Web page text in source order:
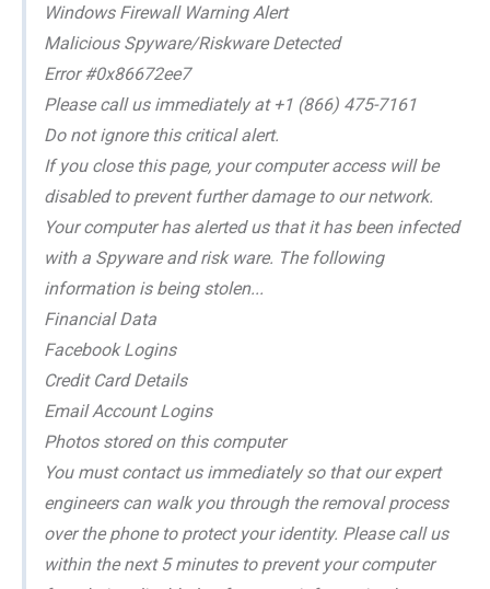
Windows Firewall Warning Alert
Malicious Spyware/Riskware Detected
Error #0x86672ee7
Please call us immediately at +1 (866) 475-7161
Do not ignore this critical alert.
If you close this page, your computer access will be
disabled to prevent further damage to our network.
Your computer has alerted us that it has been infected
with a Spyware and risk ware. The following
information is being stolen...
Financial Data
Facebook Logins
Credit Card Details
Email Account Logins
Photos stored on this computer
You must contact us immediately so that our expert
engineers can walk you through the removal process
over the phone to protect your identity. Please call us
within the next 5 minutes to prevent your computer